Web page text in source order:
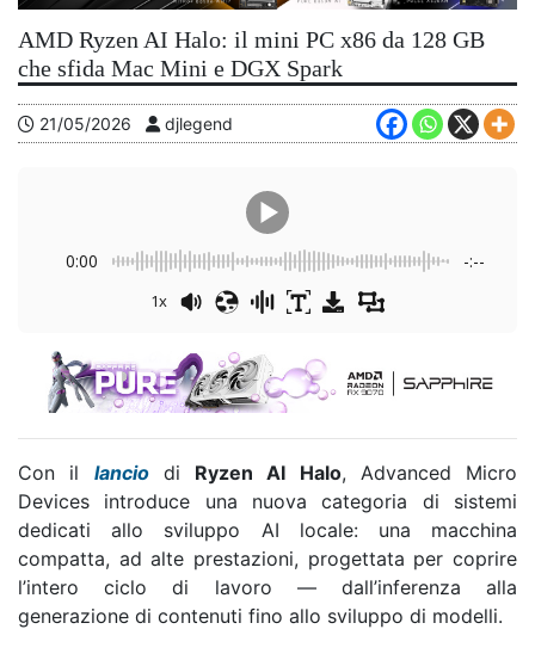
AMD Ryzen AI Halo: il mini PC x86 da 128 GB
che sfida Mac Mini e DGX Spark
21/05/2026 djlegend
0:00 -:--
1x
Con il lanciodi Ryzen AI Halo, Advanced Micro
Devices introduce una nuova categoria di sistemi
dedicati allo sviluppo AI locale: una macchina
compatta, ad alte prestazioni, progettata per coprire
l’intero ciclo di lavoro — dall’inferenza alla
generazione di contenuti fino allo sviluppo di modelli.